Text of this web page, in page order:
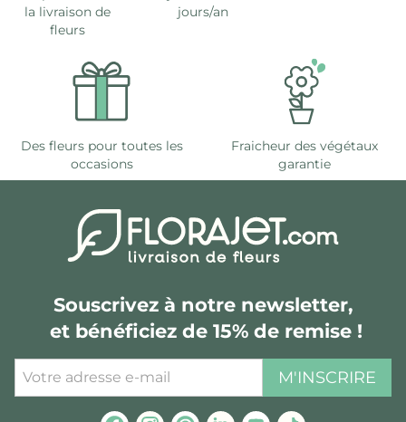
la livraison de
fleurs
jours/an
Des fleurs pour toutes les
occasions
Fraicheur des végétaux
garantie
Souscrivez à notre newsletter,
et bénéficiez de 15% de remise !
M'INSCRIRE